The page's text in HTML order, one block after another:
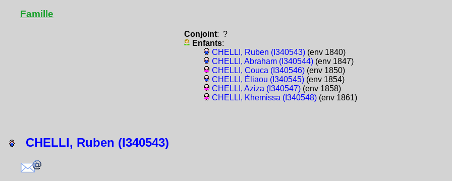
Famille
Conjoint: ?
Enfants:
CHELLI, Ruben (I340543) (env 1840)
CHELLI, Abraham (I340544) (env 1847)
CHELLI, Couca (I340546) (env 1850)
CHELLI, Éliaou (I340545) (env 1854)
CHELLI, Aziza (I340547) (env 1858)
CHELLI, Khemissa (I340548) (env 1861)
CHELLI, Ruben (I340543)